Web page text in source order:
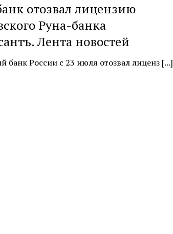
отозвал лицензию
Руна-банка
Лента новостей
банк России с 23 июля отозвал лиценз [...]